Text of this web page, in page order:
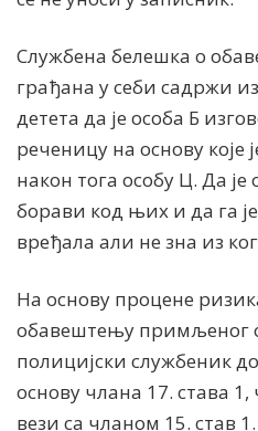
Службена белешка о
грађана у себи садржи
детета да је особа Б
реченицу на основу које
након тога особу Ц. Да
борави код њих и да га
вређала али не зна из
На основу процене
обавештењу примљеног
полицијски службеник
основу члана 17. става 1,
вези са чланом 15. став